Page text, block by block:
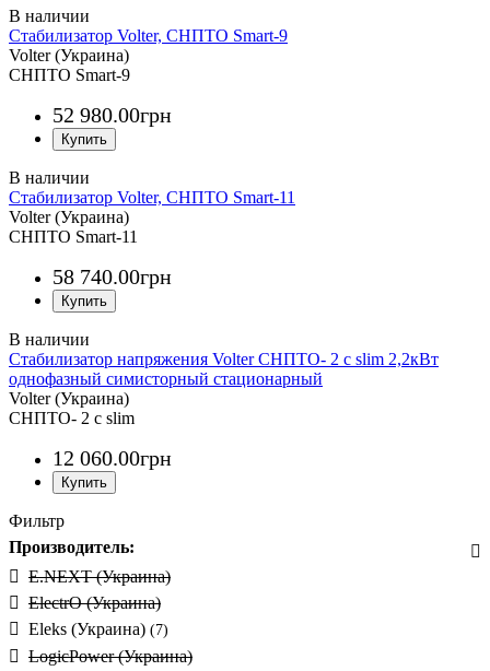
Стабилизатор Volter, СНПТО Smart-9
Volter (Украина)
СНПТО Smart-9
52 980.00грн
Стабилизатор Volter, СНПТО Smart-11
Volter (Украина)
СНПТО Smart-11
58 740.00грн
Стабилизатор напряжения Volter СНПТО- 2 с slim 2,2кВт
однофазный симисторный стационарный
Volter (Украина)
СНПТО- 2 с slim
12 060.00грн
Фильтр
Производитель:
E.NEXT (Украина)
ElectrO (Украина)
Eleks (Украина) (7)
LogicPower (Украина)